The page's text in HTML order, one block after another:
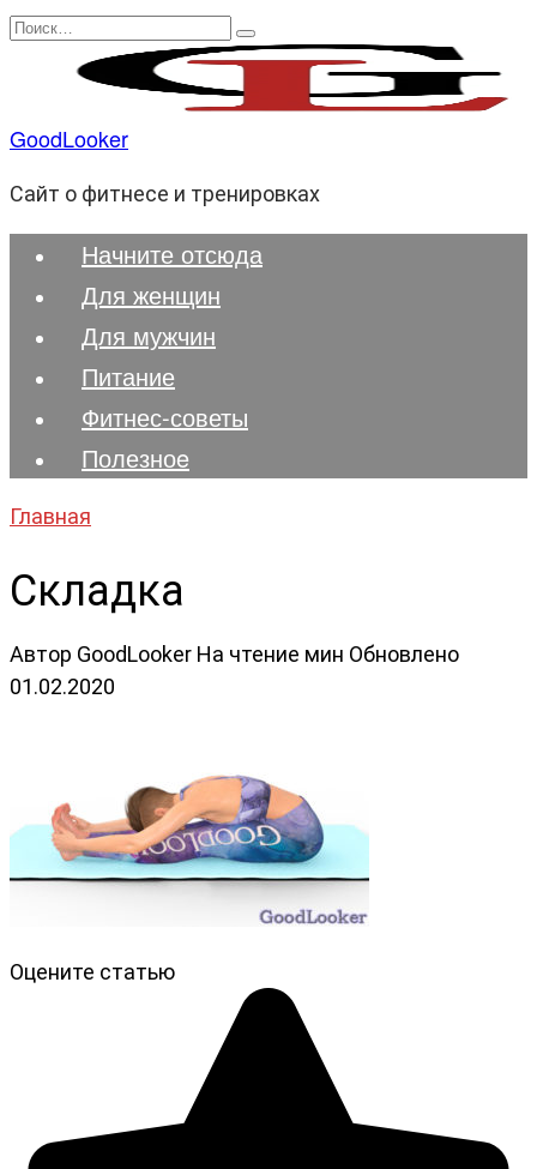
Перейти
содержанию
Search
GoodLooker
Сайт о фитнесе и тренировках
Начните отсюда
Для женщин
Для мужчин
Питание
Фитнес-советы
Полезноe
Главная
Складка
Автор GoodLooker На чтение мин Обновлено
01.02.2020
Оцените статью